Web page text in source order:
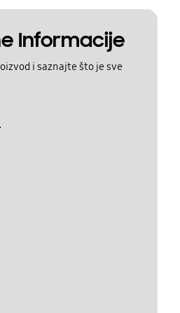
Informacije
i saznajte što je sve